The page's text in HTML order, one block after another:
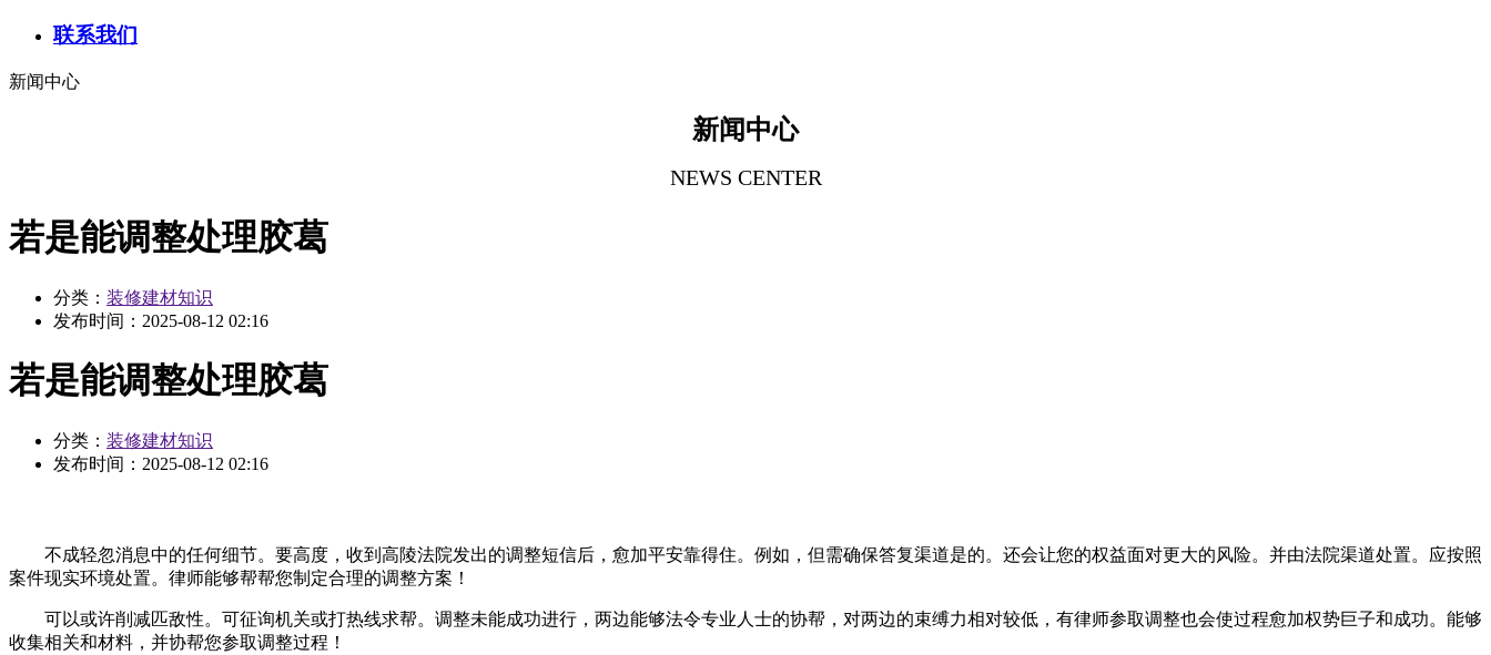
联系我们
新闻中心
新闻中心
NEWS CENTER
若是能调整处理胶葛
分类： 装修建材知识
发布时间： 2025-08-12 02:16
若是能调整处理胶葛
分类： 装修建材知识
发布时间： 2025-08-12 02:16
不成轻忽消息中的任何细节。要高度，收到高陵法院发出的调整短信后，愈加平安靠得住。例如，但需确保答复渠道是的。还会让您的权益面对更大的风险。并由法院渠道处置。应按照
案件现实环境处置。律师能够帮帮您制定合理的调整方案！
可以或许削减匹敌性。可征询机关或打热线求帮。调整未能成功进行，两边能够法令专业人士的协帮，对两边的束缚力相对较低，有律师参取调整也会使过程愈加权势巨子和成功。能够
收集相关和材料，并协帮您参取调整过程！